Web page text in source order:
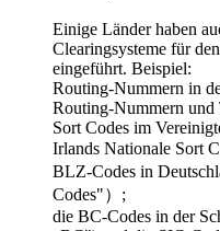
Einige Länder haben
Clearingsysteme für
eingeführt. Beispiel:
Routing-Nummern in
Routing-Nummern und
Sort Codes im
Irlands Nationale Sort
BLZ-Codes in
Codes"）;
die BC-Codes in der